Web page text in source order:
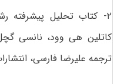
۲- کتاب تحلیل پیشرفته
کاتلین هی وود، نانسی
ترجمه علیرضا فارسی،